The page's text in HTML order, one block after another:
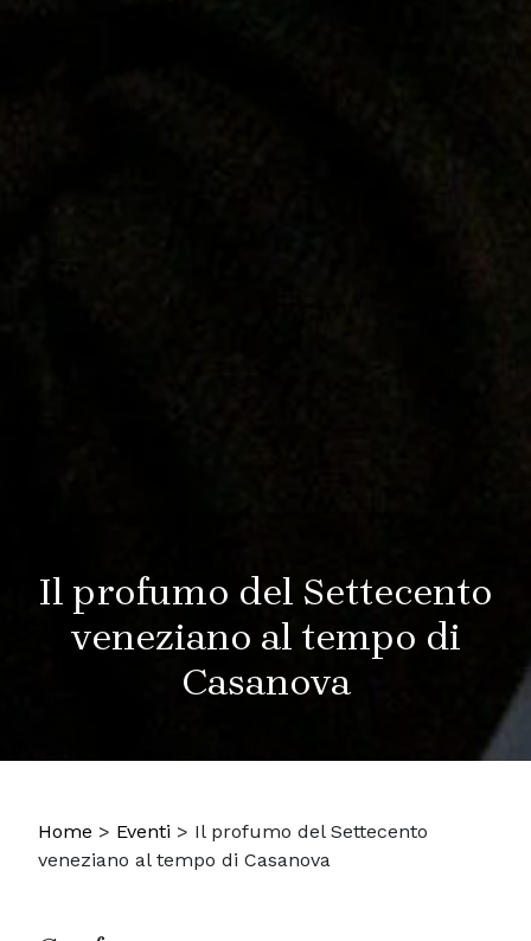
Il profumo del Settecento
veneziano al tempo di
Casanova
Home > Eventi > Il profumo del Settecento
veneziano al tempo di Casanova